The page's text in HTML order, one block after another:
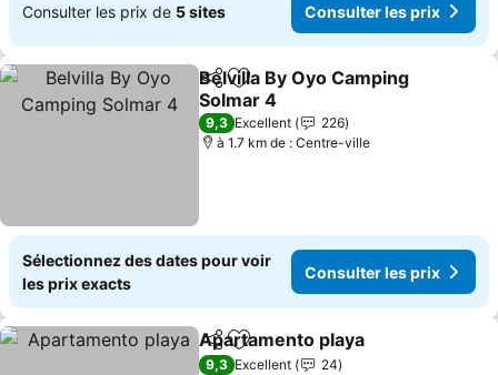
Consulter les prix de 5 sites Consulter les prix
PartagerAjouter à mes favoris
Belvilla By Oyo Camping
Solmar 4
9,3 Excellent
226
à 1.7 km de : Centre-ville
Sélectionnez des dates pour voir
les prix exacts
Consulter les prix
PartagerAjouter à mes favoris
Apartamento playa
9,3 Excellent
24